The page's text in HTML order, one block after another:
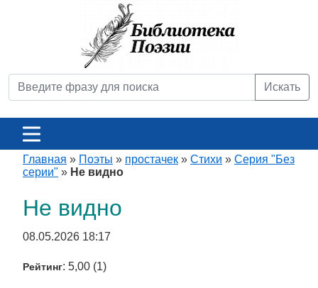
Искать
Главная » Поэты » простачек » Стихи » Серия "Без
серии" » Не видно
Не видно
08.05.2026 18:17
Рейтинг: 5,00 (1)